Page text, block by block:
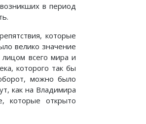
в период
которые
велико значение
всего мира и
которого так бы
можно было
как на Владимира
которые открыто